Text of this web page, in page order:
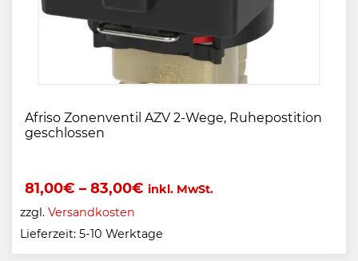
Afriso Zonenventil AZV 2-Wege, Ruhepostition
geschlossen
81,00€ – 83,00€ inkl. MwSt.
zzgl. Versandkosten
Lieferzeit: 5-10 Werktage